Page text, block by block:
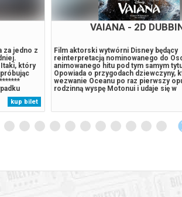
za jedno z
który
kup bilet
VAIANA - 2D
Film aktorski wytwórni Disney będący
reinterpretacją nominowanego do
animowanego hitu pod tym samym
Opowiada o przygodach dziewczyny,
wezwanie Oceanu po raz pierwszy
rodzinną wyspę Motonui i udaje się w
niezapomnianą podróż, by ratować
Widzowie będą mogli cieszyć się
obrazami i urzekającymi piosenkami
w kinach już w lipcu...